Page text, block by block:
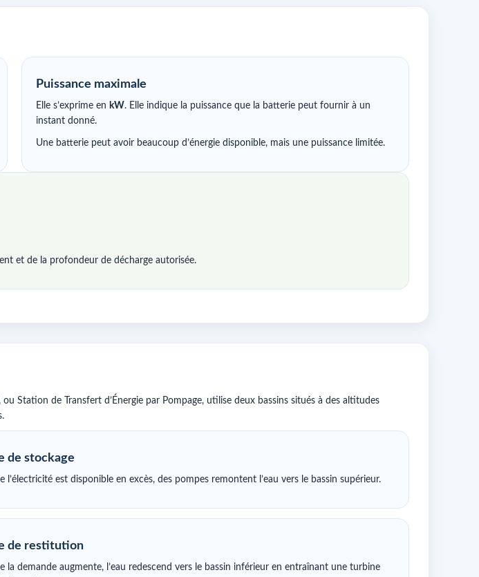
Puissance maximale
Elle s’exprime en kW. Elle indique la puissance que la batterie peut fournir à un
instant donné.
Une batterie peut avoir beaucoup d’énergie disponible, mais une puissance limitée.
et de la profondeur de décharge autorisée.
ou Station de Transfert d’Énergie par Pompage, utilise deux bassins situés à des altitudes
de stockage
l’électricité est disponible en excès, des pompes remontent l’eau vers le bassin supérieur.
de restitution
la demande augmente, l’eau redescend vers le bassin inférieur en entraînant une turbine